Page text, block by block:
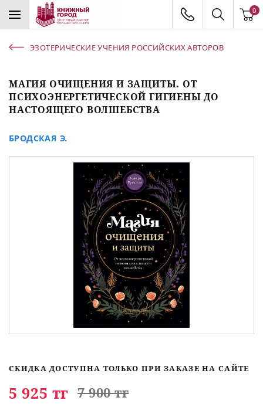
0
ЭЗОТЕРИЧЕСКИЕ УЧЕНИЯ РОССИЙСКИХ АВТОРОВ
МАГИЯ ОЧИЩЕНИЯ И ЗАЩИТЫ. ОТ
ПСИХОЭНЕРГЕТИЧЕСКОЙ ГИГИЕНЫ ДО
НАСТОЯЩЕГО ВОЛШЕБСТВА
БРОДСКАЯ Э.
СКИДКА ДОСТУПНА ТОЛЬКО ПРИ ЗАКАЗЕ НА САЙТЕ
5 925 тг 7 900 тг